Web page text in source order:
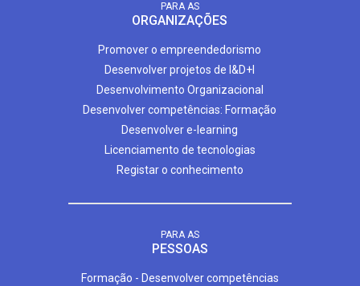
PARA AS
ORGANIZAÇÕES
Promover o empreendedorismo
Desenvolver projetos de I&D+I
Desenvolvimento Organizacional
Desenvolver competências: Formação
Desenvolver e-learning
Licenciamento de tecnologias
Registar o conhecimento
PARA AS
PESSOAS
Formação - Desenvolver competências